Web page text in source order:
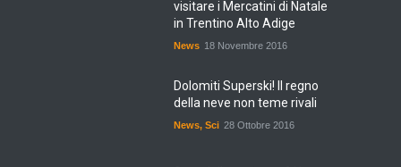
in Trentino Alto Adige
News 18 Novembre 2016
della neve non teme rivali
News, Sci 28 Ottobre 2016